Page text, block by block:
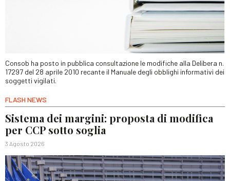
Consob ha posto in pubblica consultazione le modifiche alla Delibera n.
17297 del 28 aprile 2010 recante il Manuale degli obblighi informativi dei
soggetti vigilati.
FLASH NEWS
Sistema dei margini: proposta di modifica
per CCP sotto soglia
3 Agosto 2026